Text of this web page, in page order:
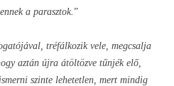
a parasztok. ”
tréfálkozik vele, megcsalja
aztán újra átöltözve tűnjék elő,
szinte lehetetlen, mert mindig